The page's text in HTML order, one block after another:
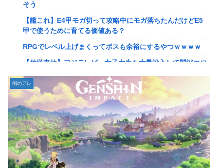
【動画】高校生さん、文化祭でコーヒーカップを作って大盛
りあがり←なんかどっかで見たことあると話題に
【NGS】LG5「レアレンス」シリーズが強すぎると話題に
【アプグレも約束】
【ｗ】長年育てやっと蕾がつき楽しみにしてたら動物の死肉
『ゼルダの伝説』ゼルダ姫とリンクって毎回結ばれずに別の
相手と子孫を残してるって本当…？
韓国人「英メディアや海外各社も一斉に韓国サッカー協会を
巡る過去の不祥事を報道！」→「国際的な信用失墜の危
機‥」
【画像】廃墟化したレンタルビデオ屋、そのまま時が止まっ
てしまっていると話題にｗｗｗｗ
そう
【艦これ】E4甲モガ切って攻略中にモガ落ちたんだけどE5
甲で使うために育てる価値ある？
RPGでレベル上げまくってボスも余裕にするやつｗｗｗｗ
【放送事故】フジテレビ、女子大生を大量投入して闇深エロ
【悲報】坂口杏里を家に住ませてあげた結果ｗｗｗｗ
【悲報】女性配信者「アスペの検査してみた…みんなこれわ
かるの？」
【画像】20年前のAV、キチガイすぎるwwwwww
【画像】女さん、ミニ過ぎる浴衣を着た写真を投稿して叩か
れるｗｗｗｗ
例のアレ